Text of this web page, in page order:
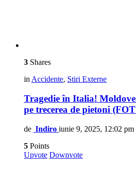
3 Shares
in Accidente, Stiri Externe
Tragedie în Italia!
pe trecerea de pietoni
de Indiro iunie 9, 2025, 12:02 pm
5 Points
Upvote Downvote